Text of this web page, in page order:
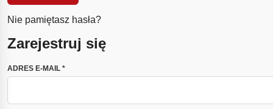
Nie pamiętasz hasła?
Zarejestruj się
ADRES E-MAIL *WYMAGANE